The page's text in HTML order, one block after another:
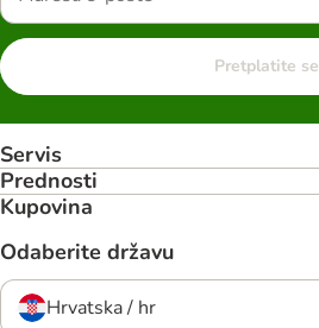
Pretplatite se
Servis
Prednosti
Kupovina
Odaberite državu
Hrvatska / hr